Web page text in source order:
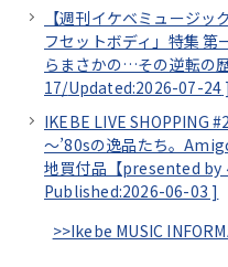
【週刊イケベミュージ
フセットボディ」特集 第
らまさかの…その逆転の
17/Updated:2026-07-24 ]
IKEBE LIVE SHOPPING
～’80sの逸品たち。
地買付品【presented by
Published:2026-06-03 ]
>>Ikebe MUSIC